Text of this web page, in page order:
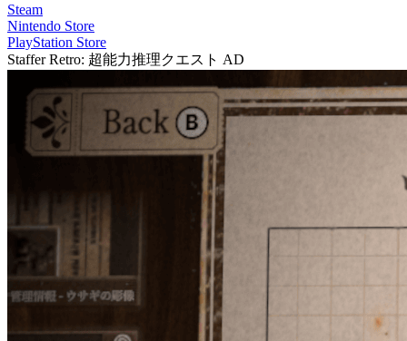
Steam
Nintendo Store
PlayStation Store
Staffer Retro: 超能力推理クエスト AD